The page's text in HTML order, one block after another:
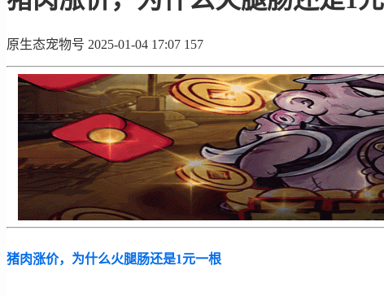
原生态宠物号 2025-01-04 17:07 157
猪肉涨价，为什么火腿肠还是1元一根